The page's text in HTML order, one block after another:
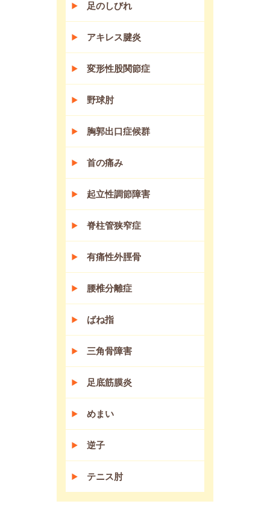
足のしびれ
アキレス腱炎
変形性股関節症
野球肘
胸郭出口症候群
首の痛み
起立性調節障害
脊柱管狭窄症
有痛性外脛骨
腰椎分離症
ばね指
三角骨障害
足底筋膜炎
めまい
逆子
テニス肘